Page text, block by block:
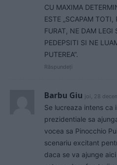
CU MAXIMA
ESTE „SCAPAM
FURAT, NE DAM LEGI
PEDEPSITI SI NE
PUTEREA”.
Răspundeți
Barbu Giu joi, 28
Se lucreaza intens ca
prezidentiale sa
vocea sa Pinocchio
scenariu excitant
daca se va ajunge